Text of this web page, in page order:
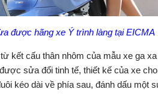
được hãng xe Ý trình làng tại EICMA
kết cấu thân nhôm của mẫu xe ga
sửa đổi tinh tế, thiết kế của xe
kéo dài về phía sau, đánh dấu một